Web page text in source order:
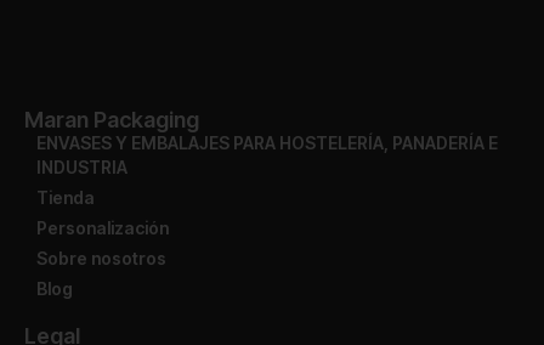
Maran Packaging
ENVASES Y EMBALAJES PARA HOSTELERÍA, PANADERÍA E
INDUSTRIA
Tienda
Personalización
Sobre nosotros
Blog
Legal